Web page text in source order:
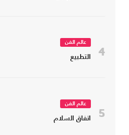
4
عالم الفن
التطبيع
5
عالم الفن
اتفاق السلام